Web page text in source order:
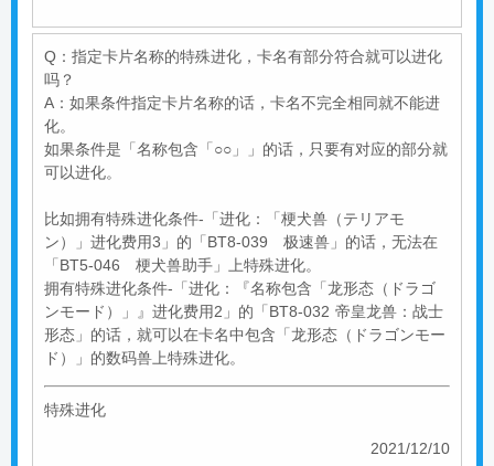
Q：指定卡片名称的特殊进化，卡名有部分符合就可以进化
吗？
A：如果条件指定卡片名称的话，卡名不完全相同就不能进
化。
如果条件是「名称包含「○○」」的话，只要有对应的部分就
可以进化。
比如拥有特殊进化条件-「进化：「梗犬兽（テリアモ
ン）」进化费用3」的「BT8-039 极速兽」的话，无法在
「BT5-046 梗犬兽助手」上特殊进化。
拥有特殊进化条件-「进化：『名称包含「龙形态（ドラゴ
ンモード）」』进化费用2」的「BT8-032 帝皇龙兽：战士
形态」的话，就可以在卡名中包含「龙形态（ドラゴンモー
ド）」的数码兽上特殊进化。
特殊进化
2021/12/10